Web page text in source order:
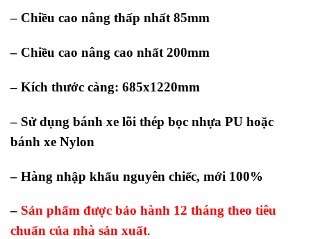
– Chiều cao nâng thấp nhất 85mm
– Chiều cao nâng cao nhất 200mm
– Kích thước càng: 685x1220mm
– Sử dụng bánh xe lõi thép bọc nhựa PU hoặc
bánh xe Nylon
– Hàng nhập khẩu nguyên chiếc, mới 100%
– Sản phẩm được bảo hành 12 tháng theo tiêu
chuẩn của nhà sản xuất.